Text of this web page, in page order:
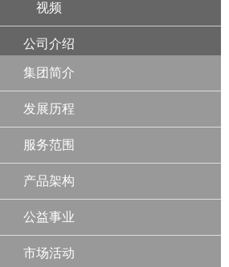
视频
公司介绍
集团简介
发展历程
服务范围
产品架构
公益事业
市场活动